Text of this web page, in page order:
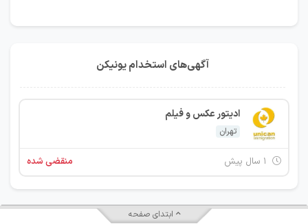
آگهی‌های استخدام یونیکن
ادیتور عکس و فیلم
تهران
منقضی شده
ابتدای صفحه